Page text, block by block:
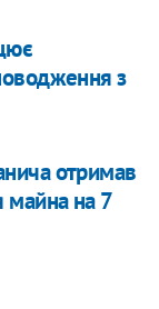
з
отримав
майна на 7